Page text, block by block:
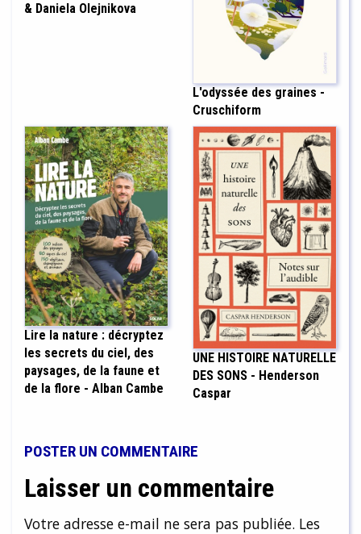
& Daniela Olejnikova
L'odyssée des graines -
Cruschiform
Lire la nature : décryptez
les secrets du ciel, des
paysages, de la faune et
de la flore - Alban Cambe
UNE HISTOIRE NATURELLE
DES SONS - Henderson
Caspar
POSTER UN COMMENTAIRE
Laisser un commentaire
Votre adresse e-mail ne sera pas publiée. Les